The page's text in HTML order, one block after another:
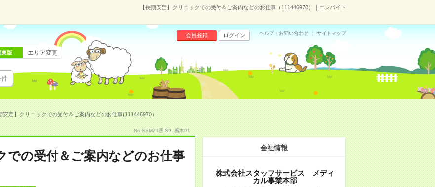
【長期安定】クリニックでの受付＆ご案内などのお仕事（111446970）｜エンバイト
件
会員登録 ログイン ヘルプ・お問い合わせ サイトマップ
東版 エリア変更
安定】クリニックでの受付＆ご案内などのお仕事(111446970）
No.SSMZT医IS9_栃木01
での受付＆ご案内などのお仕事
会社情報
株式会社スタッフサービス メディ
カル事業本部